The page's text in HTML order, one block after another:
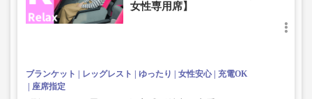
女性専用席】
ブランケット レッグレスト ゆったり 女性安心
充電OK
座席指定